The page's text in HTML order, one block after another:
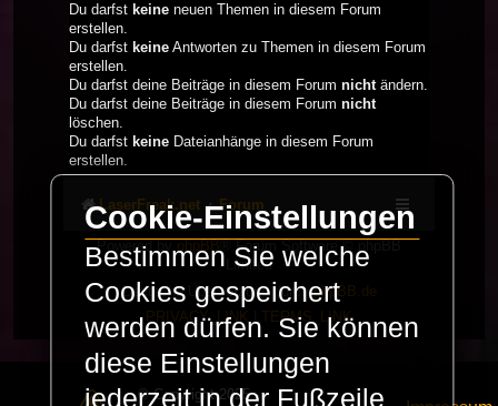
Du darfst keine neuen Themen in diesem Forum
erstellen.
Du darfst keine Antworten zu Themen in diesem Forum
erstellen.
Du darfst deine Beiträge in diesem Forum nichtändern.
Du darfst deine Beiträge in diesem Forum nicht
löschen.
Du darfst keine Dateianhänge in diesem Forum
erstellen.
LaserFreak.net Forum
Powered by phpBB
® Forum Software © phpBB
Limited
Deutsche Übersetzung durchphpBB.de
PRIVACY_LINK
TERMS_LINK
© Copyright 2025 -
Cookie-Einstellungen
Bestimmen Sie welche
Cookies gespeichert
werden dürfen. Sie können
diese Einstellungen
jederzeit in der Fußzeile